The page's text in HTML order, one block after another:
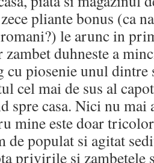
pliante bonus (ca
le arunc in
duhneste a
cu piosenie unul dintre
cel mai de sus al
spre casa. Nici nu mai
mine este doar
de populat si agitat
privirile si zambetele